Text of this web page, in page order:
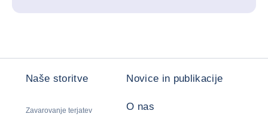
Naše storitve
Zavarovanje terjatev
Novice in publikacije
O nas